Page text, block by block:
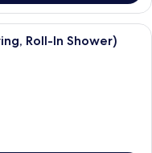
mit einem großen
Roll-In Shower)